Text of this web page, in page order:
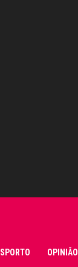
OPINIÃO